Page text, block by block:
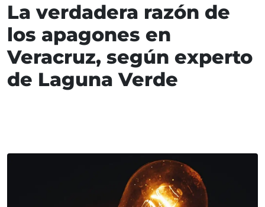
La verdadera razón de
los apagones en
Veracruz, según experto
de Laguna Verde